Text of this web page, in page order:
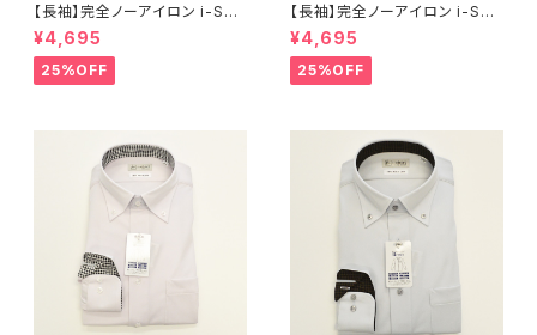
【長袖】完全ノーアイロン i-Shir
t｜ワイシャツ 形態安定 レギュ
ラーシルエット ボタンダウン ス
トライプ メンズ ビジネス khe2
¥4,695
25%OFF
【長袖】完全ノーアイロン i-Shir
t｜ワイシャツ 形態安定 レギュ
ラーシルエット ボタンダウン ド
ビー メンズ ビジネス khe2590
1-2bd L.グレー
¥4,695
25%OFF